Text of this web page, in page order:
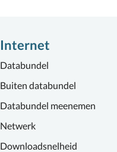
Internet
Databundel
Buiten databundel
Databundel meenemen
Netwerk
Downloadsnelheid